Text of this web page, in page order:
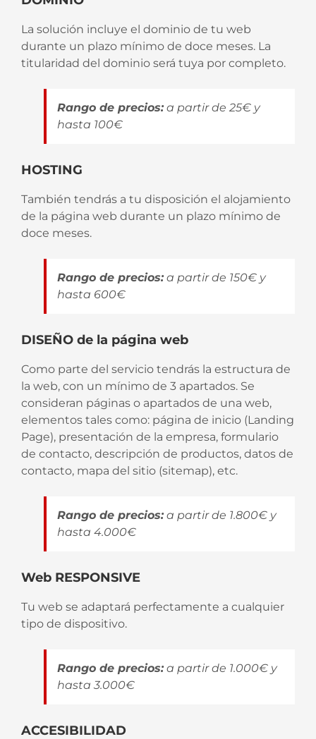
La solución incluye el dominio de tu web
durante un plazo mínimo de doce meses. La
titularidad del dominio será tuya por completo.
Rango de precios:a partir de 25€ y
hasta 100€
HOSTING
También tendrás a tu disposición el alojamiento
de la página web durante un plazo mínimo de
doce meses.
Rango de precios:a partir de 150€ y
hasta 600€
DISEÑO de la página web
Como parte del servicio tendrás la estructura de
la web, con un mínimo de 3 apartados. Se
consideran páginas o apartados de una web,
elementos tales como: página de inicio (Landing
Page), presentación de la empresa, formulario
de contacto, descripción de productos, datos de
contacto, mapa del sitio (sitemap), etc.
Rango de precios:a partir de 1.800€ y
hasta 4.000€
Web RESPONSIVE
Tu web se adaptará perfectamente a cualquier
tipo de dispositivo.
Rango de precios:a partir de 1.000€ y
hasta 3.000€
ACCESIBILIDAD